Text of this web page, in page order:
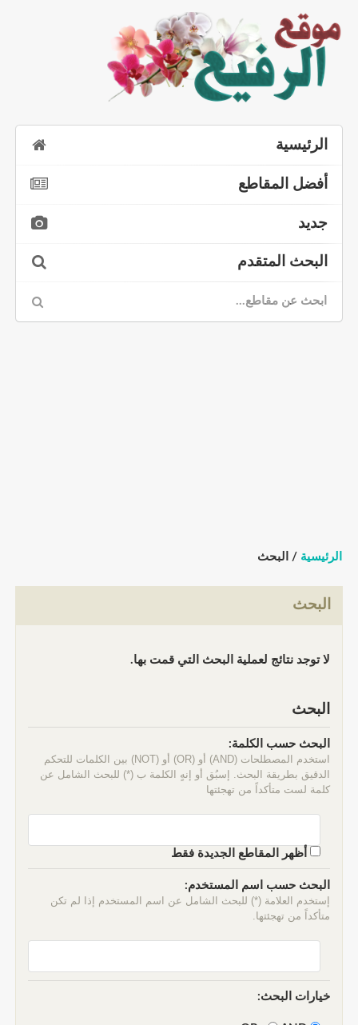
الرئيسية
أفضل المقاطع
جديد
البحث المتقدم
الرئيسية / البحث
البحث
لا توجد نتائج لعملية البحث التي قمت بها.
البحث
البحث حسب الكلمة:
استخدم المصطلحات (AND) أو (OR) أو (NOT) بين الكلمات للتحكم
الدقيق بطريقة البحث. إسبُق أو إنهٍ الكلمة ب (*) للبحث الشامل عن
كلمة لست متأكداً من تهجئتها
أظهر المقاطع الجديدة فقط
البحث حسب اسم المستخدم:
إستخدم العلامة (*) للبحث الشامل عن اسم المستخدم إذا لم تكن
متأكداً من تهجئتها.
خيارات البحث: